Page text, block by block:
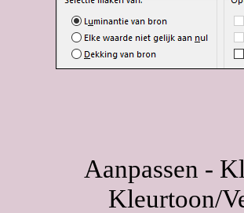
Aanpassen -
Kleurtoon/